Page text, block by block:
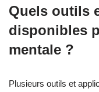
Comment
ils
fatigue
Les athlètes peuvent